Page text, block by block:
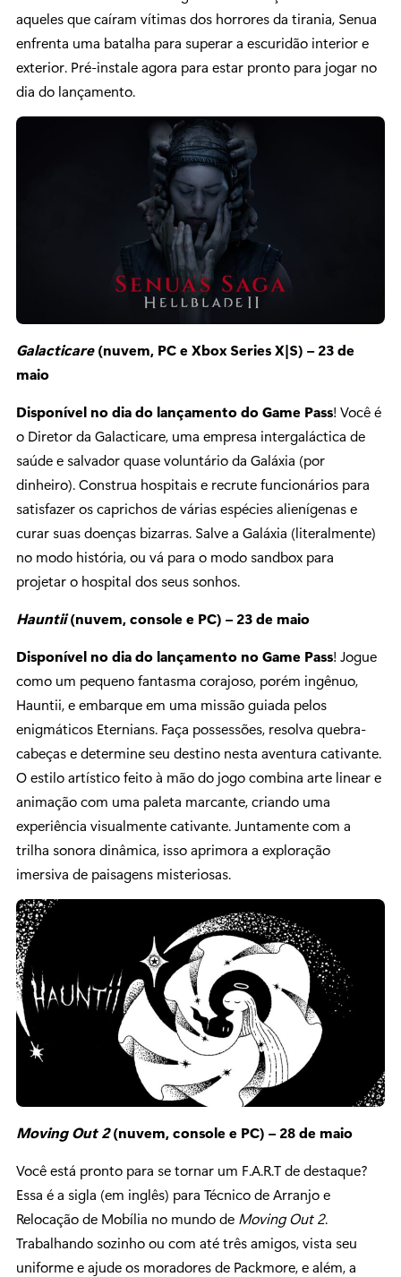
aqueles que caíram vítimas dos horrores da tirania, Senua
enfrenta uma batalha para superar a escuridão interior e
exterior. Pré-instale agora para estar pronto para jogar no
dia do lançamento.
Galacticare(nuvem, PC e Xbox Series X|S) – 23 de
maio
Disponível no dia do lançamento do Game Pass! Você é
o Diretor da Galacticare, uma empresa intergaláctica de
saúde e salvador quase voluntário da Galáxia (por
dinheiro). Construa hospitais e recrute funcionários para
satisfazer os caprichos de várias espécies alienígenas e
curar suas doenças bizarras. Salve a Galáxia (literalmente)
no modo história, ou vá para o modo sandbox para
projetar o hospital dos seus sonhos.
Hauntii(nuvem, console e PC) – 23 de maio
Disponível no dia do lançamento no Game Pass! Jogue
como um pequeno fantasma corajoso, porém ingênuo,
Hauntii, e embarque em uma missão guiada pelos
enigmáticos Eternians. Faça possessões, resolva quebra-
cabeças e determine seu destino nesta aventura cativante.
O estilo artístico feito à mão do jogo combina arte linear e
animação com uma paleta marcante, criando uma
experiência visualmente cativante. Juntamente com a
trilha sonora dinâmica, isso aprimora a exploração
imersiva de paisagens misteriosas.
Moving Out 2(nuvem, console e PC) – 28 de maio
Você está pronto para se tornar um F.A.R.T de destaque?
Essa é a sigla (em inglês) para Técnico de Arranjo e
Relocação de Mobília no mundo de Moving Out 2.
Trabalhando sozinho ou com até três amigos, vista seu
uniforme e ajude os moradores de Packmore, e além, a